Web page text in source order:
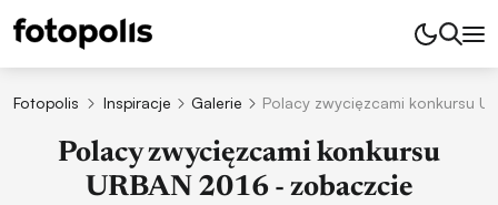
Fotopolis Inspiracje Galerie Polacy zwycięzcami konkursu
Polacy zwycięzcami konkursu
URBAN 2016 - zobaczcie